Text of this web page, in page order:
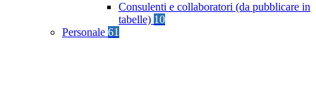
Consulenti e collaboratori (da pubblicare in
tabelle) 10
Personale 61